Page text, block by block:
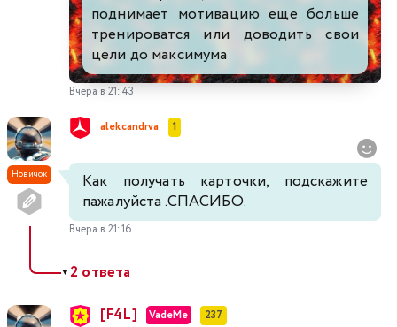
поднимает мотивацию еще больше
тренироватся или доводить свои
цели до максимума
Вчера в 21:43
Новичок
alekcandrva 1
Как получать карточки, подскажите
пажалуйста .СПАСИБО.
Вчера в 21:16
▼2 ответа
[F4L] VadeMe 237